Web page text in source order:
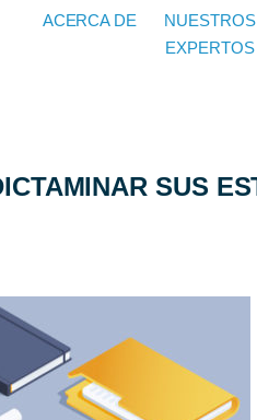
ACERCA DE
NUESTROS
EXPERTOS
SUS